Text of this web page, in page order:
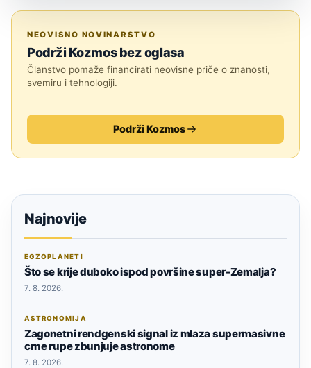
NEOVISNO NOVINARSTVO
Podrži Kozmos bez oglasa
Članstvo pomaže financirati neovisne priče o znanosti,
svemiru i tehnologiji.
Podrži Kozmos
Najnovije
EGZOPLANETI
Što se krije duboko ispod površine super-Zemalja?
7. 8. 2026.
ASTRONOMIJA
Zagonetni rendgenski signal iz mlaza supermasivne
crne rupe zbunjuje astronome
7. 8. 2026.